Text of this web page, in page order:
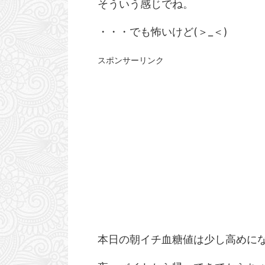
そういう感じでね。
・・・でも怖いけど(＞_＜)
スポンサーリンク
本日の朝イチ血糖値は少し高めに